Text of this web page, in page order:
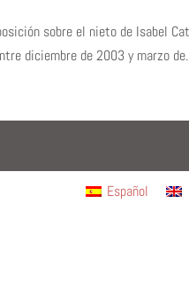
sobre el nieto de Isabel
diciembre de 2003 y marzo
Español